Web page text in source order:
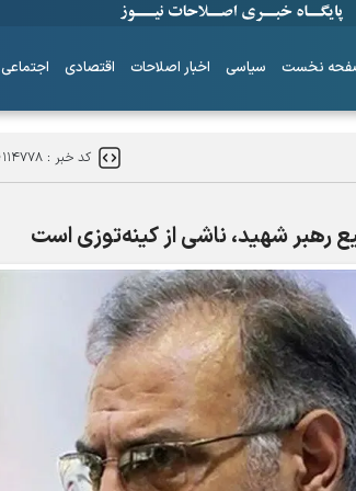
نخست سیاسی اخبار اصلاحات اقتصادی اجتماعی
کد خبر :۱۱۴۷۷۸
رهبر شهید، ناشی از کینه‌توزی است